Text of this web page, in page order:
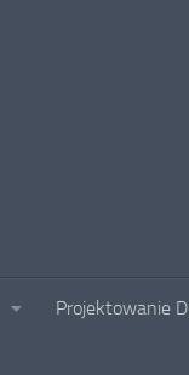
Projektowanie